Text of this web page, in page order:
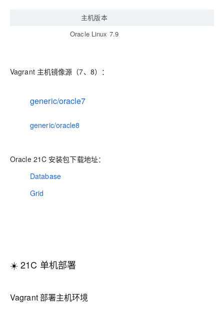
主机版本
Oracle Linux 7.9
Vagrant 主机镜像源（7、8）：
generic/oracle7
generic/oracle8
Oracle 21C 安装包下载地址：
Database
Grid
☀️ 21C 单机部署
Vagrant 部署主机环境